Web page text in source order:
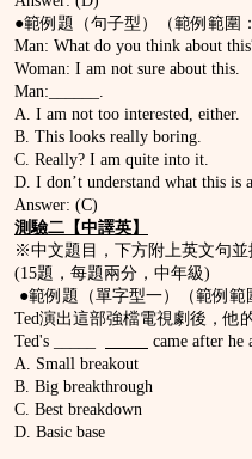
●範例題（句子型）（範例範圍
Man: What do you think about
Woman: I am not sure about this.
Man:______.
A. I am not too interested, either.
B. This looks really boring.
C. Really? I am quite into it.
D. I don’t understand what this is
Answer: (C)
測驗二【中譯英】
※中文題目，下方附上英文句
(15題，每題兩分，中年級)
●範例題（單字型一）（範例範
Ted演出這部強檔電視劇後，他
Ted's _____
came after he
A. Small breakout
B. Big breakthrough
C. Best breakdown
D. Basic base